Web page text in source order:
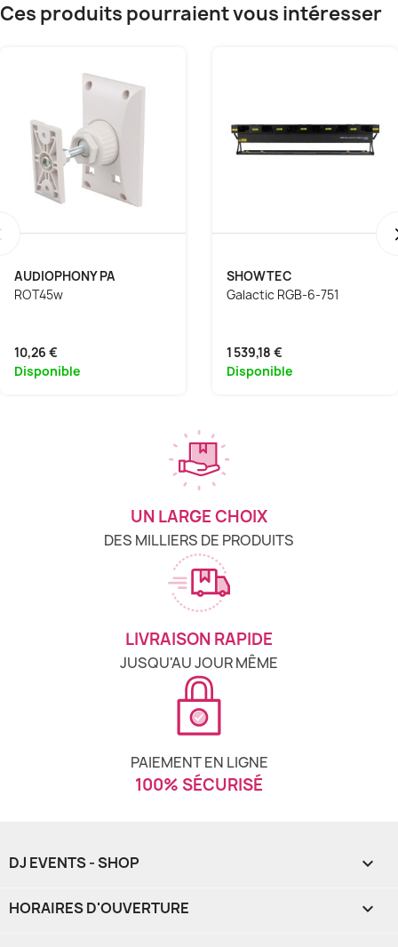
Ces produits pourraient vous intéresser
AUDIOPHONY PA
ROT45w
10,26 €
Disponible
SHOWTEC
Galactic RGB-6-751
1 539,18 €
Disponible
UN LARGE CHOIX
DES MILLIERS DE PRODUITS
LIVRAISON RAPIDE
JUSQU'AU JOUR MÊME
PAIEMENT EN LIGNE
100% SÉCURISÉ
DJ EVENTS - SHOP 
HORAIRES D'OUVERTURE 